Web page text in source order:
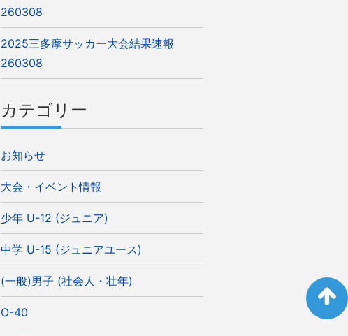
260308
2025三多摩サッカー大会結果速報
260308
カテゴリー
お知らせ
大会・イベント情報
少年 U-12 (ジュニア)
中学 U-15 (ジュニアユース)
(一般)男子 (社会人・壮年)
O-40